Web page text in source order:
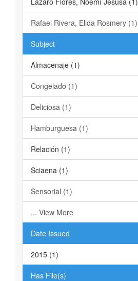
Rafael Rivera, Elida Rosmery (1)
Subject
Almacenaje (1)
Congelado (1)
Deliciosa (1)
Hamburguesa (1)
Relación (1)
Sciaena (1)
Sensorial (1)
... View More
Date Issued
2015 (1)
Has File(s)